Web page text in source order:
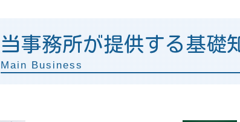
当事務所が提供する基礎
Main Business